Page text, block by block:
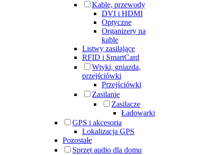
Kable, przewody
DVI i HDMI
Optyczne
Organizery na
kable
Listwy zasilające
RFID i SmartCard
Wtyki, gniazda,
przejściówki
Przejściówki
Zasilanie
Zasilacze
Ładowarki
GPS i akcesoria
Lokalizacja GPS
Pozostałe
Sprzęt audio dla domu